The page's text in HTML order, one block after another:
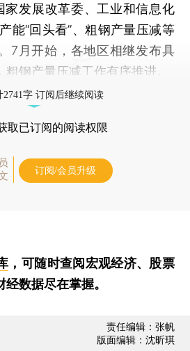
发展改革委、工业和信息化
能“回头看”、粗钢产量压减等
7月开始，各地区相继发布具
钢产量压减工作有序推进。
2741字 订阅后继续阅读
取已订阅的阅读权限
订阅/会员升级
，可随时查阅宏观经济、股票
数据尽在掌握。
责任编辑：张帆
版面编辑：沈昕琪